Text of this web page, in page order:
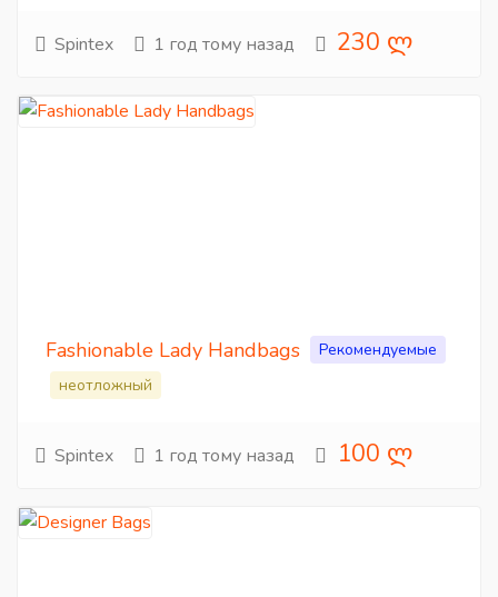
Spintex 1 год тому назад 230 ლ
Fashionable Lady Handbags
Рекомендуемые
неотложный
Spintex 1 год тому назад 100 ლ